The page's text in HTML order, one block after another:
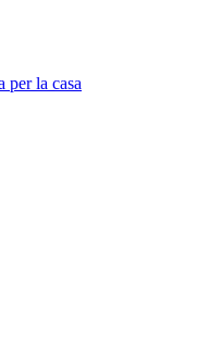
per la casa